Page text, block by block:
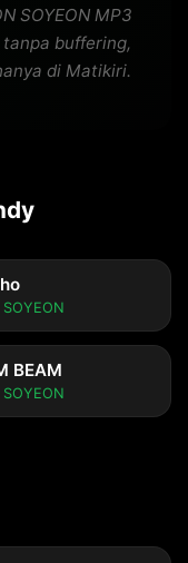
SOYEON MP3
buffering,
di Matikiri.
BEAM